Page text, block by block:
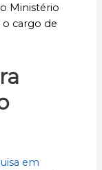
Ministério
o cargo de
em